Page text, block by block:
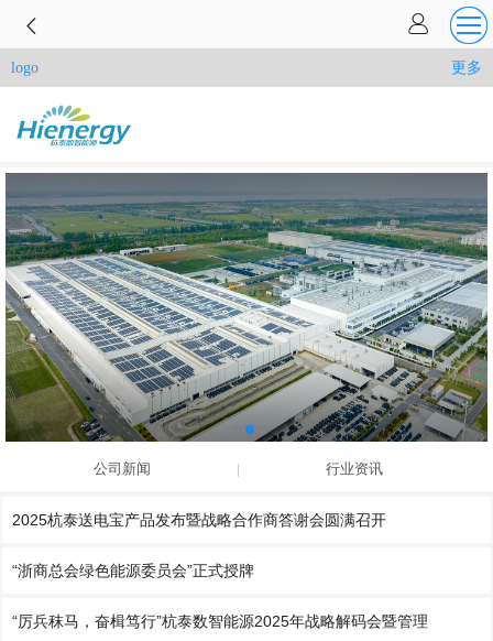
logo 更多
公司新闻 行业资讯
2025杭泰送电宝产品发布暨战略合作商答谢会圆满召开
“浙商总会绿色能源委员会”正式授牌
“厉兵秣马，奋楫笃行”杭泰数智能源2025年战略解码会暨管理